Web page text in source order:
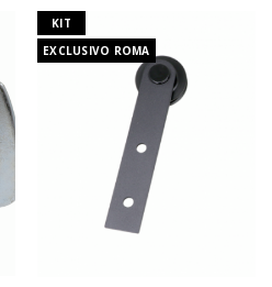
KIT
EXCLUSIVO ROMA